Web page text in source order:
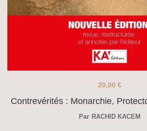
Contrevérités : Monarchie,
20,00 €
Par RACHID KACEM